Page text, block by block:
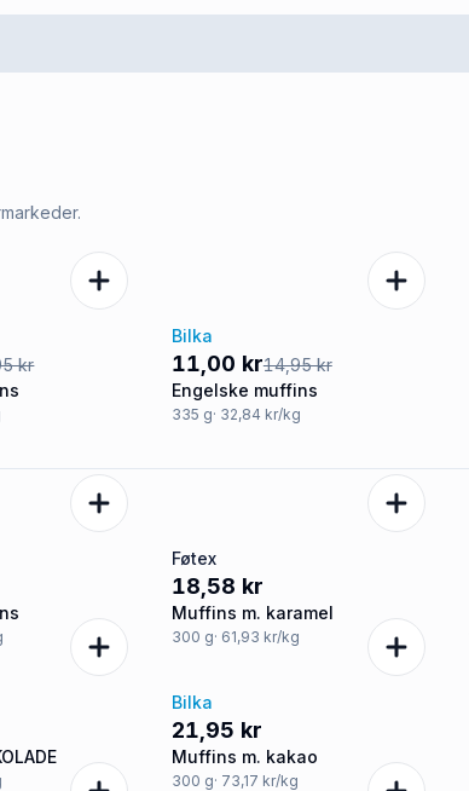
kr
-26%
Bilka
11,00 kr14,95 kr
Engelske muffins
335 g· 32,84 kr/kg
Føtex
18,58 kr
Muffins m. karamel
300 g· 61,93 kr/kg
Bilka
21,95 kr
Muffins m. kakao
300 g· 73,17 kr/kg